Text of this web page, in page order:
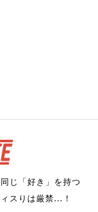
じ「好き」を持つ
スりは厳禁...！